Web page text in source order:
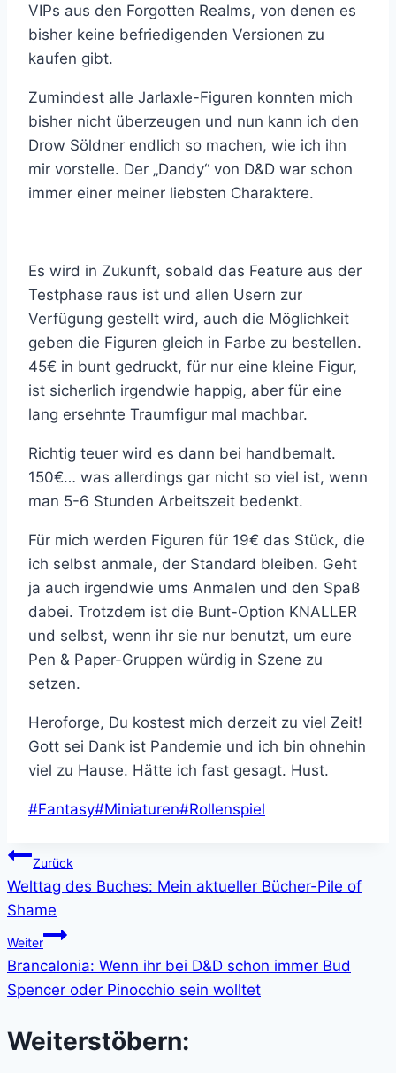
VIPs aus den Forgotten Realms, von denen es
bisher keine befriedigenden Versionen zu
kaufen gibt.
Zumindest alle Jarlaxle-Figuren konnten mich
bisher nicht überzeugen und nun kann ich den
Drow Söldner endlich so machen, wie ich ihn
mir vorstelle. Der „Dandy“ von D&D war schon
immer einer meiner liebsten Charaktere.
Es wird in Zukunft, sobald das Feature aus der
Testphase raus ist und allen Usern zur
Verfügung gestellt wird, auch die Möglichkeit
geben die Figuren gleich in Farbe zu bestellen.
45€ in bunt gedruckt, für nur eine kleine Figur,
ist sicherlich irgendwie happig, aber für eine
lang ersehnte Traumfigur mal machbar.
Richtig teuer wird es dann bei handbemalt.
150€… was allerdings gar nicht so viel ist, wenn
man 5-6 Stunden Arbeitszeit bedenkt.
Für mich werden Figuren für 19€ das Stück, die
ich selbst anmale, der Standard bleiben. Geht
ja auch irgendwie ums Anmalen und den Spaß
dabei. Trotzdem ist die Bunt-Option KNALLER
und selbst, wenn ihr sie nur benutzt, um eure
Pen & Paper-Gruppen würdig in Szene zu
setzen.
Heroforge, Du kostest mich derzeit zu viel Zeit!
Gott sei Dank ist Pandemie und ich bin ohnehin
viel zu Hause. Hätte ich fast gesagt. Hust.
Schlagworte:
#Fantasy#Miniaturen#Rollenspiel
Beitragsnavigation
Zurück
Welttag des Buches: Mein aktueller Bücher-Pile of
Shame
Weiter
Brancalonia: Wenn ihr bei D&D schon immer Bud
Spencer oder Pinocchio sein wolltet
Weiterstöbern: